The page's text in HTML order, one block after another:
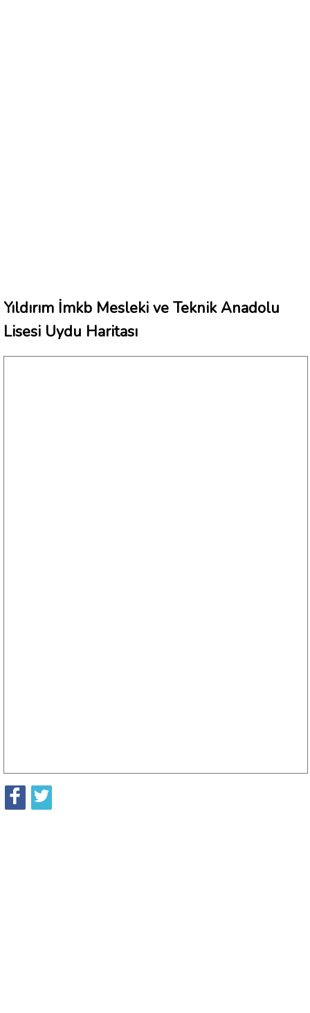
Yıldırım İmkb Mesleki ve Teknik Anadolu
Lisesi Uydu Haritası